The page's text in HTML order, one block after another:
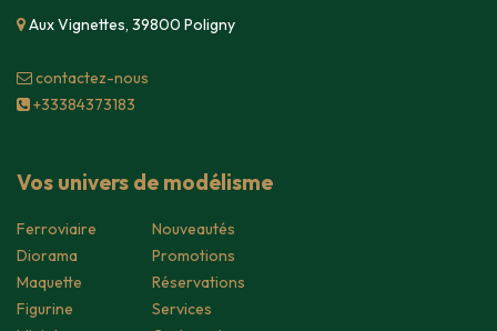
Aux Vignettes, 39800 Poligny
contacte​z-nous
+33384373183
Vos univers de modélisme
Ferroviaire
Diorama
Maquette
Figurine
Nouveautés
Promotions
Réservations
Services